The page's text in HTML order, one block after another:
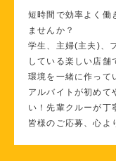
短時間で効率よく働
ませんか？
学生、主婦(主夫)、
している楽しい店舗
環境を一緒に作って
アルバイトが初めて
い！先輩クルーが丁
皆様のご応募、心よ